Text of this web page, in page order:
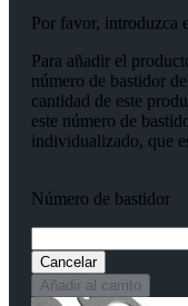
Por favor, introduzca
Para añadir el
número de bastidor
cantidad de este
este número de
individualizado, que
Número de bastidor
Cancelar
Añadir al carrito